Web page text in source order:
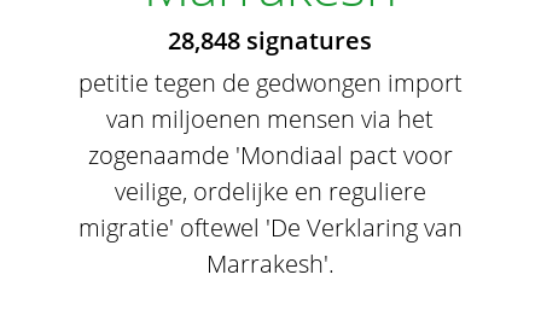
28,848 signatures
petitie tegen de gedwongen import
van miljoenen mensen via het
zogenaamde 'Mondiaal pact voor
veilige, ordelijke en reguliere
migratie' oftewel 'De Verklaring van
Marrakesh'.